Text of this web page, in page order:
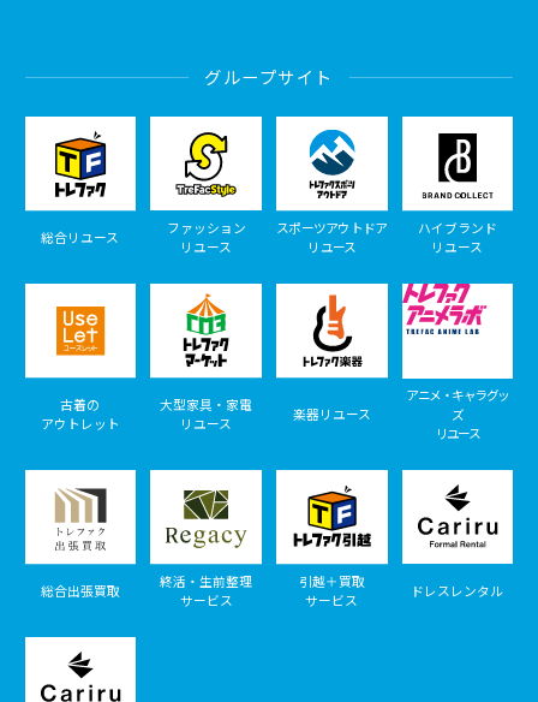
グループサイト
総合リユース
ファッション
リユース
スポーツアウトドア
リユース
ハイブランド
リユース
古着の
アウトレット
大型家具・家電
リユース
楽器リユース
アニメ・キャラグッ
ズ
リユース
総合出張買取
終活・生前整理
サービス
引越＋買取
サービス
ドレスレンタル